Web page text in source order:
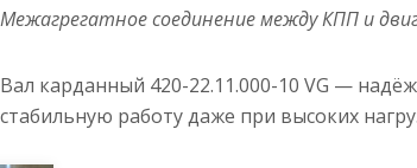
Межагрегатное соединение между КПП и
Вал карданный 420-22.11.000-10 VG —
стабильную работу даже при высоких